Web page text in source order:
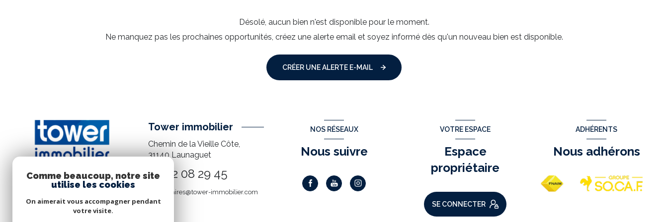
Désolé, aucun bien n'est disponible pour le moment.
Ne manquez pas les prochaines opportunités, créez une alerte email et soyez informé dès qu'un nouveau bien est disponible.
CRÉER UNE ALERTE E-MAIL
Tower immobilier
Chemin de la Vieille Côte,
31140 Launaguet
05 82 08 29 45
mandataires@tower-immobilier.com
NOS RÉSEAUX
Nous suivre
VOTRE ESPACE
Espace
propriétaire
SE CONNECTER
ADHÉRENTS
Nous adhérons
Comme beaucoup, notre site
utilise les cookies
On aimerait vous accompagner pendant
votre visite.